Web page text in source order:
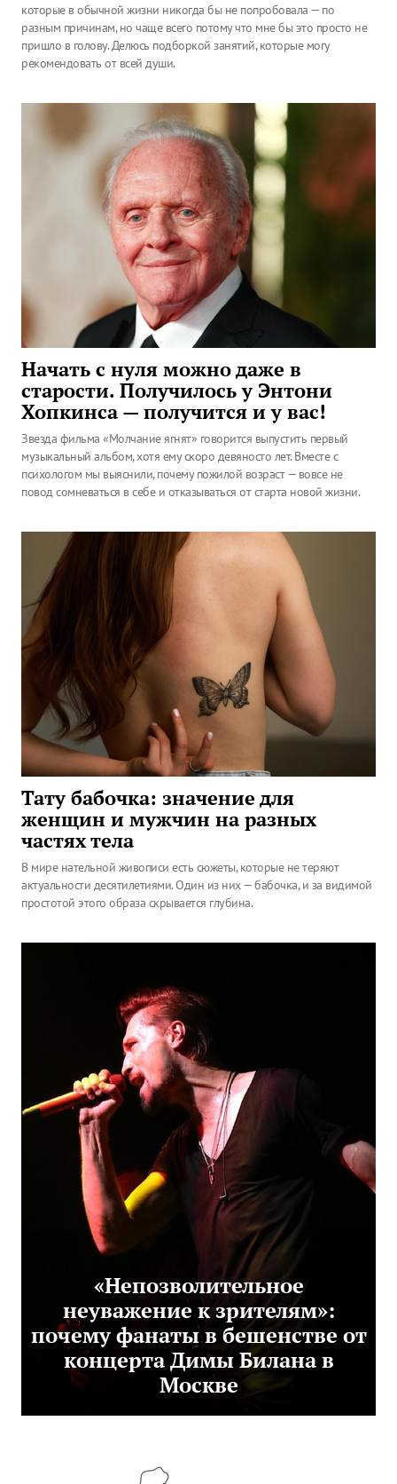
которые в обычной жизни никогда бы не попробовала — по
разным причинам, но чаще всего потому что мне бы это просто не
пришло в голову. Делюсь подборкой занятий, которые могу
рекомендовать от всей души.
Начать с нуля можно даже в
старости. Получилось у Энтони
Хопкинса — получится и у вас!
Звезда фильма «Молчание ягнят» говорится выпустить первый
музыкальный альбом, хотя ему скоро девяносто лет. Вместе с
психологом мы выяснили, почему пожилой возраст — вовсе не
повод сомневаться в себе и отказываться от старта новой жизни.
Тату бабочка: значение для
женщин и мужчин на разных
частях тела
В мире нательной живописи есть сюжеты, которые не теряют
актуальности десятилетиями. Один из них — бабочка, и за видимой
простотой этого образа скрывается глубина.
«Непозволительное
неуважение к зрителям»:
почему фанаты в бешенстве от
концерта Димы Билана в
Москве